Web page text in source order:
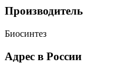
Производитель
Биосинтез
Адрес в России